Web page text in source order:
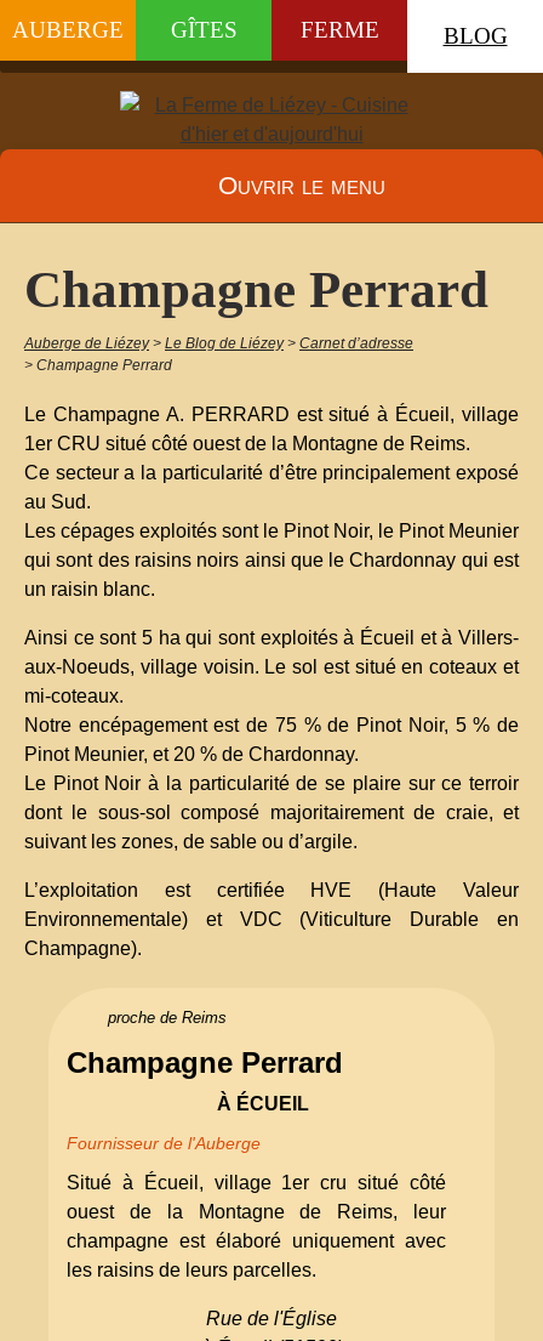
AUBERGE GÎTES FERME BLOG
Ouvrir le menu
Champagne Perrard
Auberge de Liézey > Le Blog de Liézey > Carnet d’adresse
> Champagne Perrard
Le Champagne A. PERRARD est situé à Écueil, village
1er CRU situé côté ouest de la Montagne de Reims.
Ce secteur a la particularité d’être principalement exposé
au Sud.
Les cépages exploités sont le Pinot Noir, le Pinot Meunier
qui sont des raisins noirs ainsi que le Chardonnay qui est
un raisin blanc.
Ainsi ce sont 5 ha qui sont exploités à Écueil et à Villers-
aux-Noeuds, village voisin. Le sol est situé en coteaux et
mi-coteaux.
Notre encépagement est de 75 % de Pinot Noir, 5 % de
Pinot Meunier, et 20 % de Chardonnay.
Le Pinot Noir à la particularité de se plaire sur ce terroir
dont le sous-sol composé majoritairement de craie, et
suivant les zones, de sable ou d’argile.
L’exploitation est certifiée HVE (Haute Valeur
Environnementale) et VDC (Viticulture Durable en
Champagne).
Champagne Perrard
À ÉCUEIL
Fournisseur de l'Auberge
Situé à Écueil, village 1er cru situé côté
ouest de la Montagne de Reims, leur
champagne est élaboré uniquement avec
les raisins de leurs parcelles.
proche de Reims
Rue de l'Église